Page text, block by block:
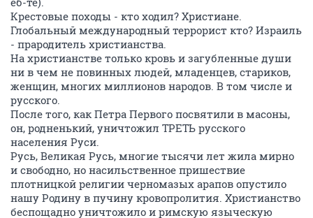
Крестовые походы - кто ходил? Христиане.
Глобальный международный террорист кто? Израиль
- прародитель христианства.
На христианстве только кровь и загубленные души
ни в чем не повинных людей, младенцев, стариков,
женщин, многих миллионов народов. В том числе и
русского.
После того, как Петра Первого посвятили в масоны,
он, родненький, уничтожил ТРЕТЬ русского
населения Руси.
Русь, Великая Русь, многие тысячи лет жила мирно
и свободно, но насильственное пришествие
плотницкой религии черномазых арапов опустило
нашу Родину в пучину кровопролития. Христианство
беспощадно уничтожило и римскую языческую